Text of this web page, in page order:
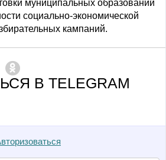
муниципальных образований
социально-экономической
кампаний.
В TELEGRAM